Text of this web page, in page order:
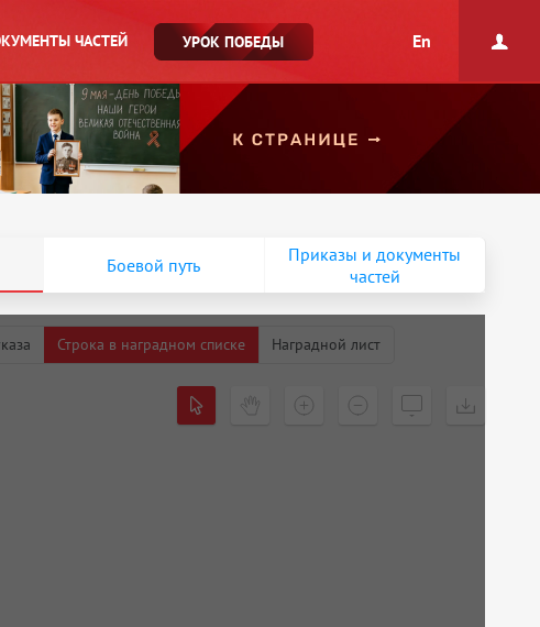
ЧАСТЕЙ УРОК ПОБЕДЫ En
Боевой путь
Приказы и документы
частей
Строка в наградном списке Наградной лист